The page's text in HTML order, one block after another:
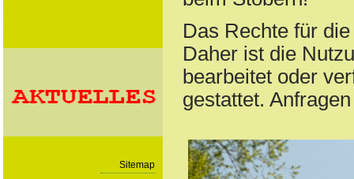
Sitemap
Das Rechte für
Daher ist die
bearbeitet oder
gestattet.